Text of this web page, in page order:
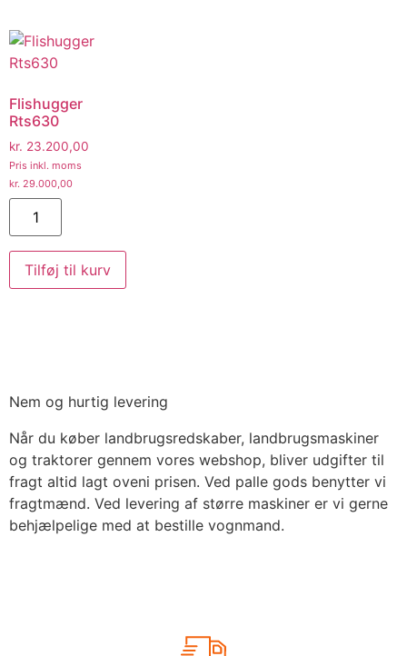
Flishugger
Rts630
kr. 23.200,00
Pris inkl. moms
kr. 29.000,00
Tilføj til kurv
Nem og hurtig levering
Når du køber landbrugsredskaber, landbrugsmaskiner
og traktorer gennem vores webshop, bliver udgifter til
fragt altid lagt oveni prisen. Ved palle gods benytter vi
fragtmænd. Ved levering af større maskiner er vi gerne
behjælpelige med at bestille vognmand.